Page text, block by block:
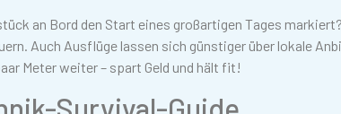
an Bord den Start eines großartigen Tages
Auch Ausflüge lassen sich günstiger über lokale
Meter weiter – spart Geld und hält fit!